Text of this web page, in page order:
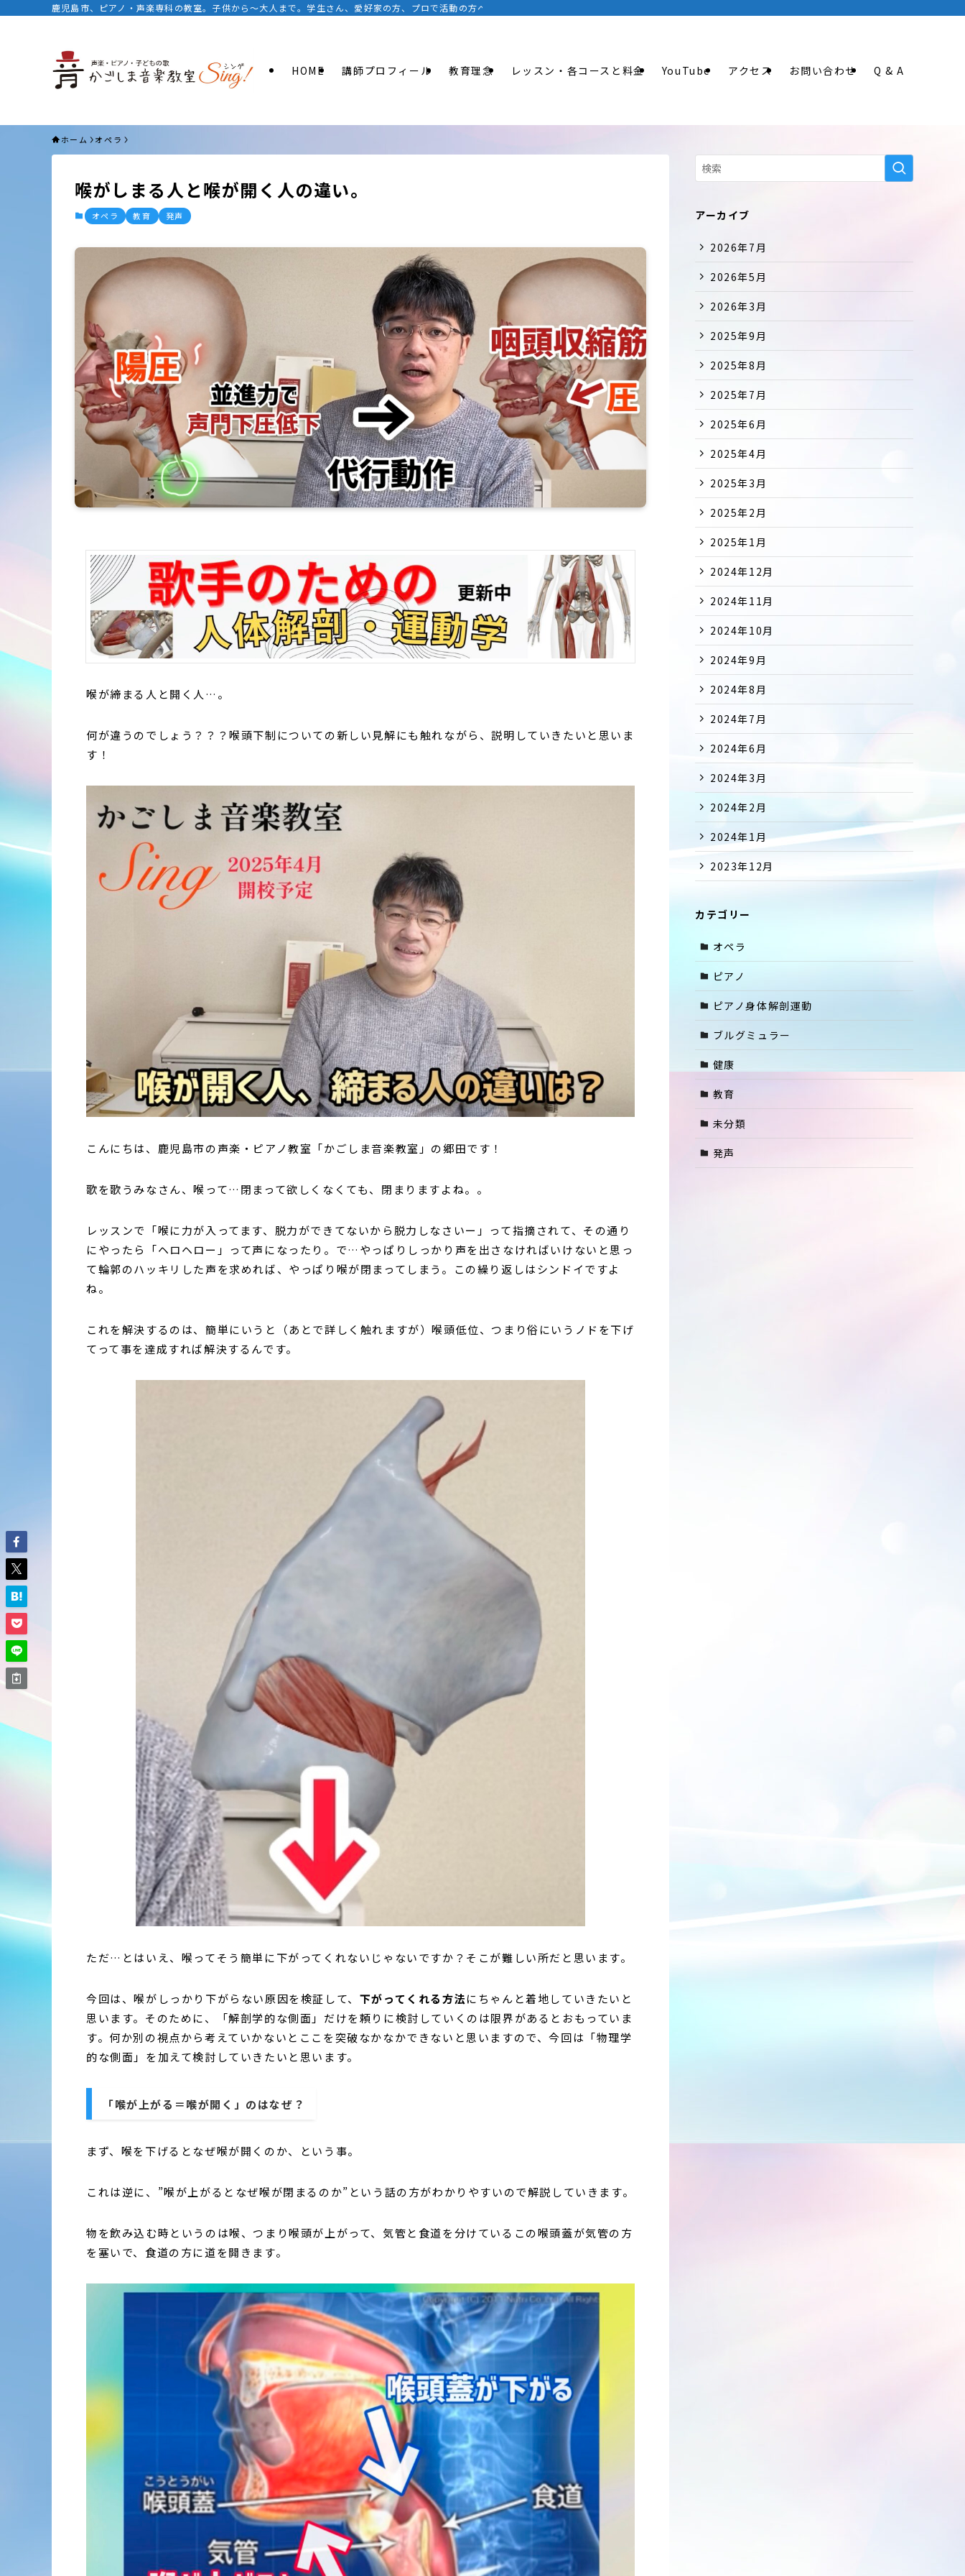
鹿児島市、ピアノ・声楽専科の教室。子供から〜大人まで。学生さん、愛好家の方、プロで活動の方へのクリニックまで。レコーディング、ミーティングなどのツールも活用して、「健全な成長」を方針としてい
HOME 講師プロフィール 教育理念 レッスン・各コースと料金 YouTube アクセス お問い合わせ Q & A
ホーム オペラ
喉がしまる人と喉が開く人の違い。
オペラ 教育 発声
喉が締まる人と開く人…。
何が違うのでしょう？？？喉頭下制についての新しい見解にも触れながら、説明していきたいと思いま
す！
こんにちは、鹿児島市の声楽・ピアノ教室「かごしま音楽教室」の郷田です！
歌を歌うみなさん、喉って…閉まって欲しくなくても、閉まりますよね。。
レッスンで「喉に力が入ってます、脱力ができてないから脱力しなさいー」って指摘されて、その通り
にやったら「ヘロヘロー」って声になったり。で…やっぱりしっかり声を出さなければいけないと思っ
て輪郭のハッキリした声を求めれば、やっぱり喉が閉まってしまう。この繰り返しはシンドイですよ
ね。
これを解決するのは、簡単にいうと（あとで詳しく触れますが）喉頭低位、つまり俗にいうノドを下げ
てって事を達成すれば解決するんです。
ただ…とはいえ、喉ってそう簡単に下がってくれないじゃないですか？そこが難しい所だと思います。
今回は、喉がしっかり下がらない原因を検証して、 下がってくれる方法にちゃんと着地していきたいと
思います。そのために、「解剖学的な側面」だけを頼りに検討していくのは限界があるとおもっていま
す。何か別の視点から考えていかないとここを突破なかなかできないと思いますので、今回は「物理学
的な側面」を加えて検討していきたいと思います。
「喉が上がる＝喉が開く」のはなぜ？
まず、喉を下げるとなぜ喉が開くのか、という事。
これは逆に、”喉が上がるとなぜ喉が閉まるのか”という話の方がわかりやすいので解説していきます。
物を飲み込む時というのは喉、つまり喉頭が上がって、気管と食道を分けているこの喉頭蓋が気管の方
を塞いで、食道の方に道を開きます。
アーカイブ
2026年7月
2026年5月
2026年3月
2025年9月
2025年8月
2025年7月
2025年6月
2025年4月
2025年3月
2025年2月
2025年1月
2024年12月
2024年11月
2024年10月
2024年9月
2024年8月
2024年7月
2024年6月
2024年3月
2024年2月
2024年1月
2023年12月
カテゴリー
オペラ
ピアノ
ピアノ身体解剖運動
ブルグミュラー
健康
教育
未分類
発声